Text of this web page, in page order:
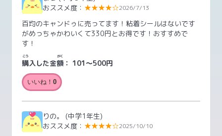
おススメ度： ★★★★☆2026/7/13
百均のキャンドゥに売ってます！粘着シールはないです
がめっちゃかわいくて330円とお得です！おすすめで
す！
購
こう
入した金額
がく
： 101～500円
いいね！ 0
りの。 (中学1年生)
おススメ度： ★★★★☆2025/10/10